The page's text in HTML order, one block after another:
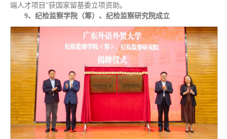
端人才项目”获国家留基委立项资助。
9、纪检监察学院（筹）、纪检监察研究院成立